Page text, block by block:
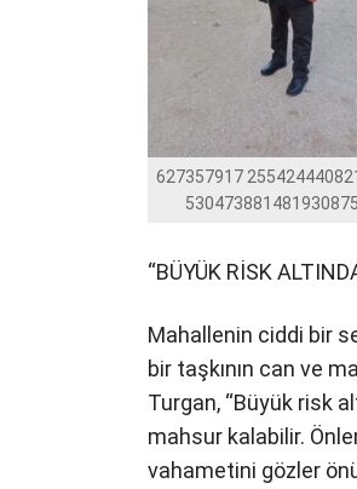
627357917
“BÜYÜK RİSK
Mahallenin ciddi bir
bir taşkının can ve
Turgan, “Büyük risk
mahsur kalabilir.
vahametini gözler